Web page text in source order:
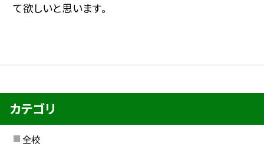
て欲しいと思います。
カテゴリ
全校